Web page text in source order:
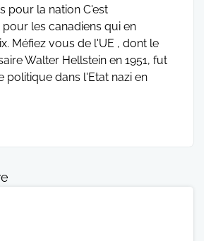
pour la nation C'est
les canadiens qui en
Méfiez vous de l'UE , dont le
Walter Hellstein en 1951, fut
politique dans l'Etat nazi en